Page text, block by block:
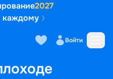
2027
каждому
Войти
Маршрут и